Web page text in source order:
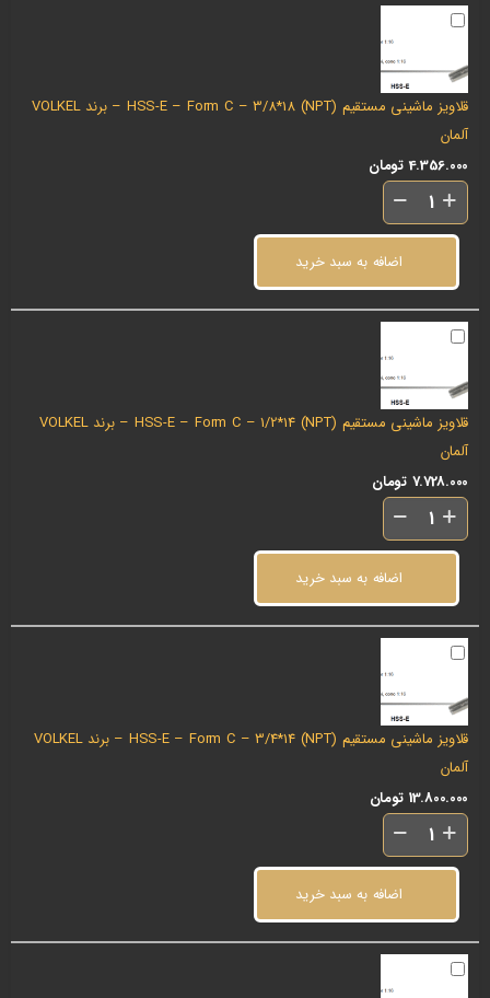
قلاویز ماشینی مستقیم (NPT) HSS-E – Form C – 3/8*18 – برند VOLKEL
آلمان
4.356.000 تومان
اضافه به سبد خرید
قلاویز ماشینی مستقیم (NPT) HSS-E – Form C – 1/2*14 – برند VOLKEL
آلمان
7.728.000 تومان
اضافه به سبد خرید
قلاویز ماشینی مستقیم (NPT) HSS-E – Form C – 3/4*14 – برند VOLKEL
آلمان
13.800.000 تومان
اضافه به سبد خرید